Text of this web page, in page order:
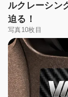
ルクレーシン
迫る！
写真10枚目